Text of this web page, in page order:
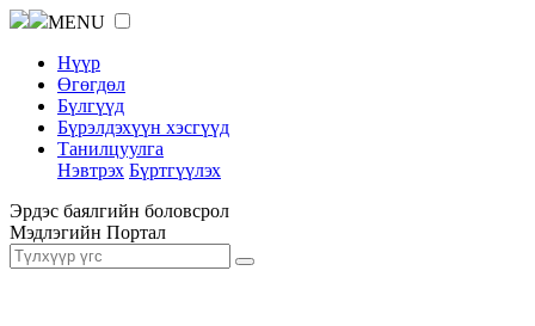
MENU
Нүүр
Өгөгдөл
Бүлгүүд
Бүрэлдэхүүн хэсгүүд
Танилцуулга
Нэвтрэх Бүртгүүлэх
Эрдэс баялгийн боловсрол
Мэдлэгийн Портал